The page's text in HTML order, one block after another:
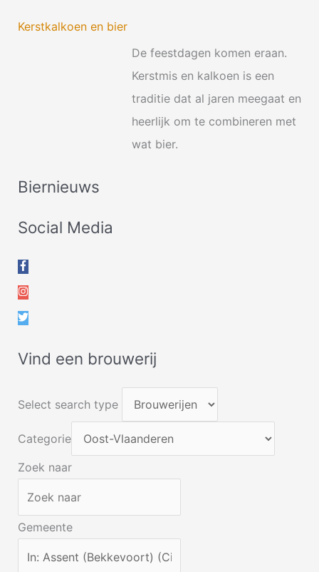
Kerstkalkoen en bier
De feestdagen komen eraan.
Kerstmis en kalkoen is een
traditie dat al jaren meegaat en
heerlijk om te combineren met
wat bier.
Biernieuws
Social Media
Vind een brouwerij
Select search type
Categorie
Zoek naar
Gemeente